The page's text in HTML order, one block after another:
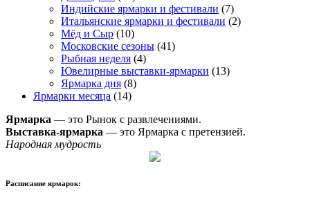
Индийские ярмарки и фестивали (7)
Итальянские ярмарки и фестивали (2)
Мёд и Сыр (10)
Московские сезоны (41)
Рыбная неделя (4)
Ювелирные выставки-ярмарки (13)
Ярмарка дня (8)
Ярмарки месяца (14)
Ярмарка — это Рынок с развлечениями.
Выставка-ярмарка — это Ярмарка с претензией.
Народная мудрость
Расписание ярмарок: